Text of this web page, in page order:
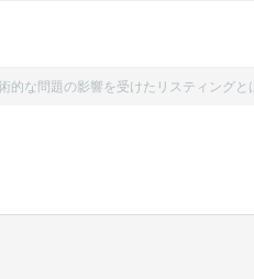
的な問題の影響を受けたリスティングと